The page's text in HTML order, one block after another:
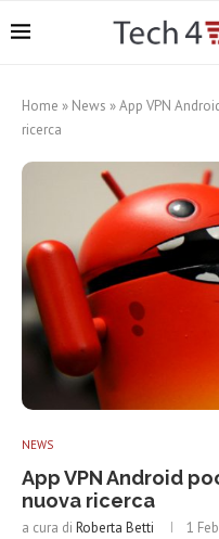
Home » News »App VPN
ricerca
NEWS
App VPN Android
nuova ricerca
a cura di Roberta Betti 1